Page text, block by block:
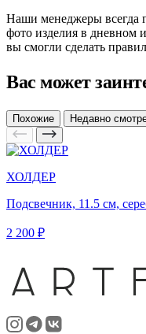
Наши менеджеры всегда
фото изделия в дневном
вы смогли сделать
Вас может
Похожие Недавно
ХОЛДЕР
Подсвечник, 11.5 см,
2 200 ₽